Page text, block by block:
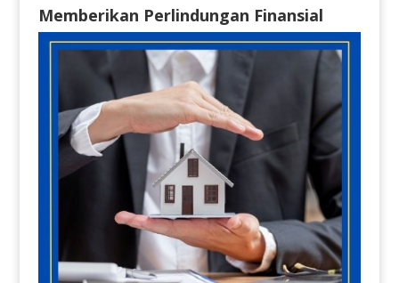
Memberikan Perlindungan Finansial